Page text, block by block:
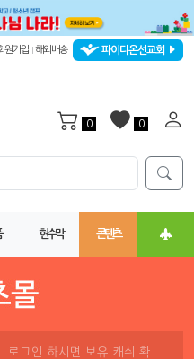
원가입 해외배송 파이디온선교회
0 0
현수막 콘텐츠
로그인 하시면 보유 캐쉬 확